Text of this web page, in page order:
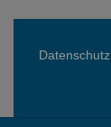
Datenschutz